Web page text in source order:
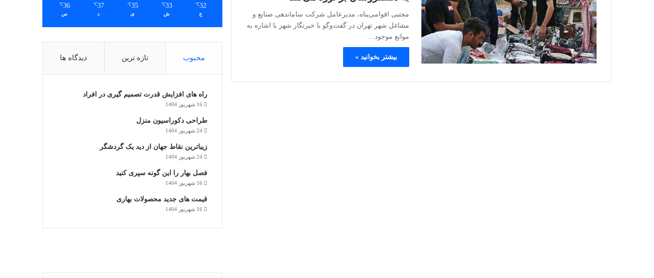
مجتبی اقوامی‌پناه، مدیرعامل شرکت ساماندهی صنایع و
مشاغل شهر تهران در گفت‌وگو با خبرنگار شهر با اشاره به
موانع موجود…
بیشتر بخوانید »
32
℃
ج
33
℃
ش
35
℃
ی
37
℃
د
36
℃
س
محبوب تازه ترین دیدگاه ها
راه های افزایش قدرت تصمیم گیری در افراد
16 شهریور 1404
طراحی دکوراسیون منزل
24 شهریور 1404
زیباترین نقاط جهان از دید یک گردشگر
24 شهریور 1404
فصل بهار را این گونه سپری کنید
16 شهریور 1404
قیمت های جدید محصولات بهاری
16 شهریور 1404